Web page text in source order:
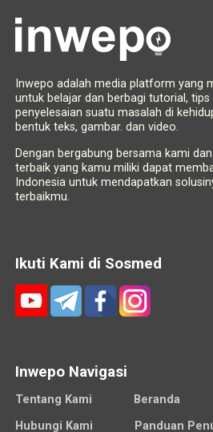
Inwepo adalah media platform yang
untuk belajar dan berbagi tutorial,
penyelesaian suatu masalah di
bentuk teks, gambar. dan video.
Dengan bergabung bersama kami
terbaik yang kamu miliki dapat
Indonesia untuk mendapatkan
terbaikmu.
Ikuti Kami di Sosmed
Inwepo Navigasi
Tentang Kami
Beranda
Hubungi Kami
Panduan